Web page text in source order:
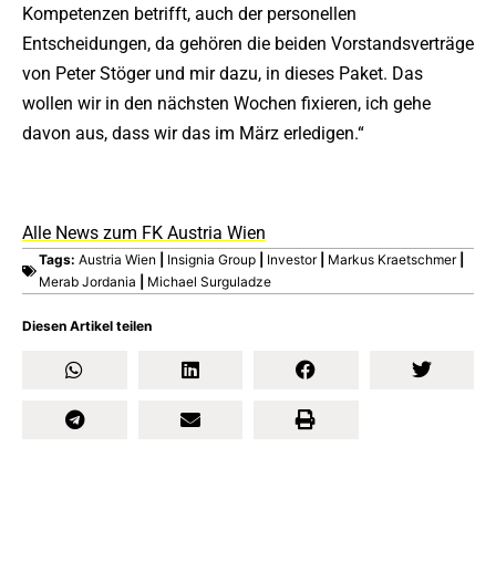
Diesen Artikel teilen
Kompetenzen betrifft, auch der personellen
Entscheidungen, da gehören die beiden Vorstandsverträge
von Peter Stöger und mir dazu, in dieses Paket. Das
wollen wir in den nächsten Wochen fixieren, ich gehe
davon aus, dass wir das im März erledigen.“
Alle News zum FK Austria Wien
Tags: Austria Wien Insignia Group Investor| Markus Kraetschmer|
Merab Jordania
Michael Surguladze